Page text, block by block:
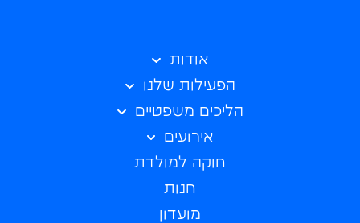
אודות
הפעילות שלנו
הליכים משפטיים
אירועים
חוקה למולדת
חנות
מועדון